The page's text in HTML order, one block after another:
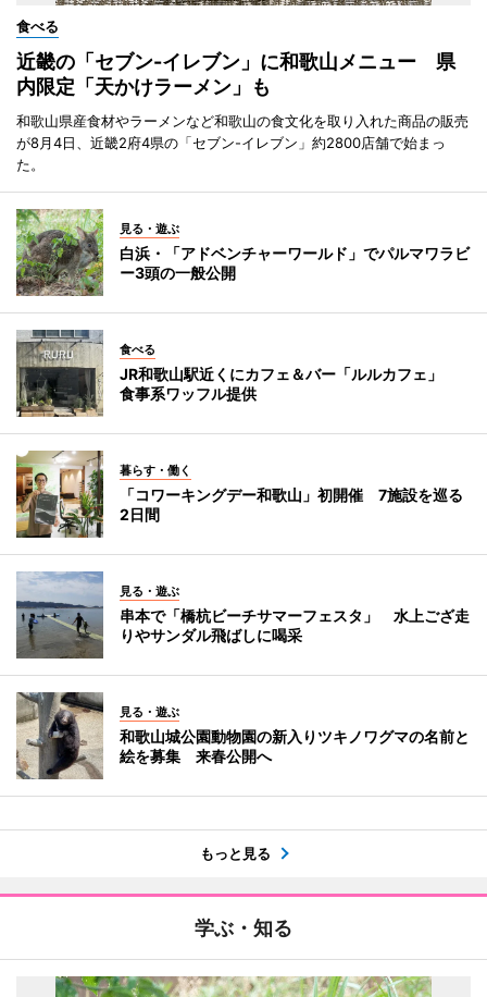
食べる
近畿の「セブン-イレブン」に和歌山メニュー 県
内限定「天かけラーメン」も
和歌山県産食材やラーメンなど和歌山の食文化を取り入れた商品の販売
が8月4日、近畿2府4県の「セブン-イレブン」約2800店舗で始まっ
た。
見る・遊ぶ
白浜・「アドベンチャーワールド」でパルマワラビ
ー3頭の一般公開
食べる
JR和歌山駅近くにカフェ＆バー「ルルカフェ」
食事系ワッフル提供
暮らす・働く
「コワーキングデー和歌山」初開催 7施設を巡る
2日間
見る・遊ぶ
串本で「橋杭ビーチサマーフェスタ」 水上ござ走
りやサンダル飛ばしに喝采
見る・遊ぶ
和歌山城公園動物園の新入りツキノワグマの名前と
絵を募集 来春公開へ
もっと見る
学ぶ・知る